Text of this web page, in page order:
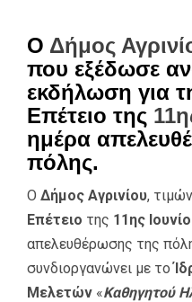
Ο Δήμος
που εξέδωσε
εκδήλωση για
Επέτειο της
ημέρα
πόλης.
Ο Δήμος Αγρινίου,
Επέτειο της 11ης
απελευθέρωσης της
συνδιοργανώνει με το
Μελετών «Καθηγητού